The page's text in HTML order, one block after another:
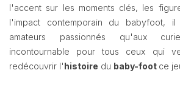
l'accent sur les moments clés, les
l'impact contemporain du babyfoot,
amateurs passionnés qu'aux
incontournable pour tous ceux qui
redécouvrir l'histoire du baby-foot ce